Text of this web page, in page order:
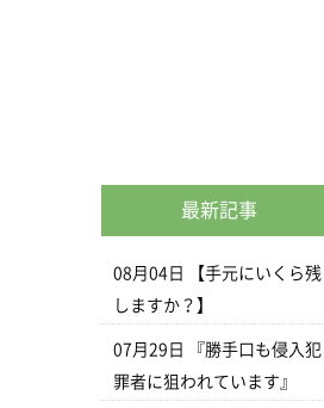
最新記事
08月04日
【手元にいくら残
しますか？】
07月29日
『勝手口も侵入犯
罪者に狙われています』